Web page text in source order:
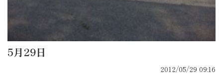
5月29日
2012/05/29 09:16